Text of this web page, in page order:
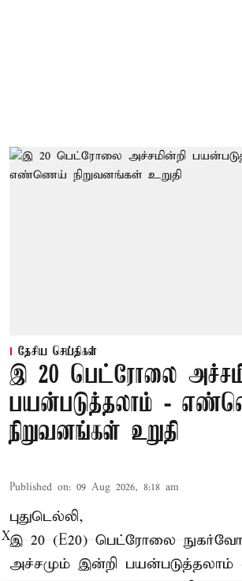
தேசிய செய்திகள்
இ 20 பெட்ரோலை
பயன்படுத்தலாம் -
நிறுவனங்கள் உறுதி
Published on: 09 Aug 2026, 8:18 am
புதுடெல்லி,
இ 20 (E20) பெட்ரோலை
அச்சமும் இன்றி
X